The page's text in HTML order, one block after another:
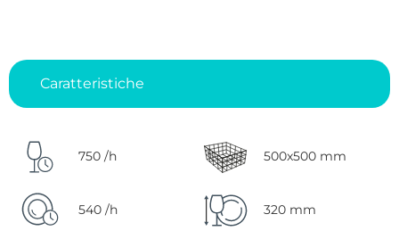
Caratteristiche
750 /h
540 /h
500x500 mm
320 mm